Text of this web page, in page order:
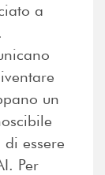
a
un
essere
Per